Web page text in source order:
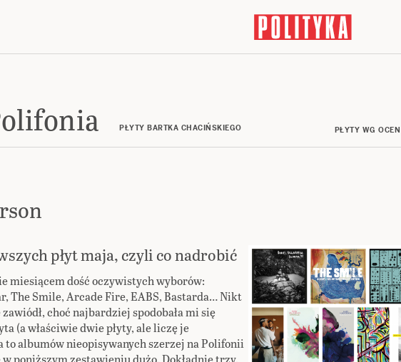
PŁYTY BARTKA CHACIŃSKIEGO PŁYTY WG OCEN
płyt maja, czyli co nadrobić
miesiącem dość oczywistych wyborów:
The Smile, Arcade Fire, EABS, Bastarda… Nikt
choć najbardziej spodobała mi się
(a właściwie dwie płyty, ale liczę je
to albumów nieopisywanych szerzej na Polifonii